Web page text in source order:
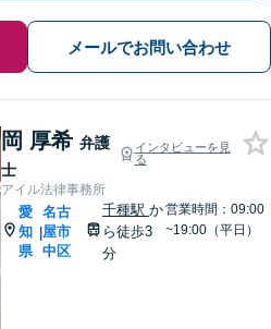
メールでお問い合わせ
岡 厚希 弁護
士
インタビューを見
る
アイル法律事務所
愛
知
県
|
名古
屋市
中区
千種駅 か
ら徒歩3
分
営業時間：09:00
~19:00（平日）